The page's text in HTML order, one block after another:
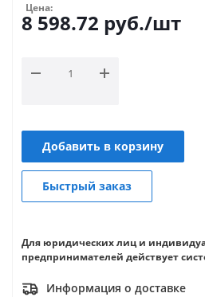
Цена:
8 598.72 руб./шт
Добавить в корзину
Быстрый заказ
Для юридических лиц и
предпринимателей действует
Информация о доставке